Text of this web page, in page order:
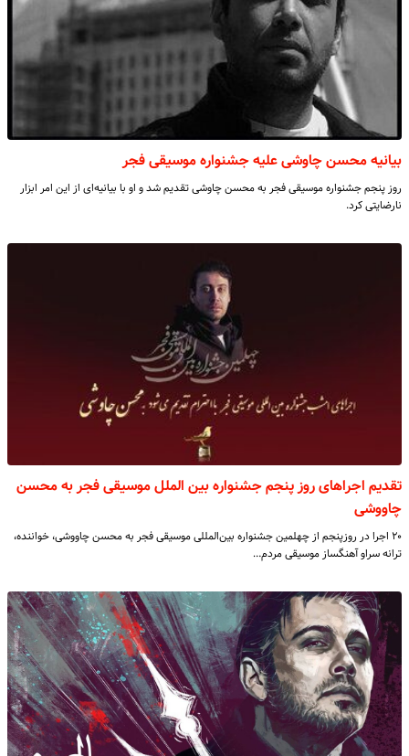
بیانیه محسن چاوشی علیه جشنواره موسیقی فجر
روز پنجم جشنواره موسیقی فجر به محسن چاوشی تقدیم شد و او با بیانیه‌ای از این امر ابزار
نارضایتی کرد.
تقدیم اجراهای روز پنجم جشنواره بین الملل موسیقی فجر به محسن
چاووشی
۲۰ اجرا در روزپنجم از چهلمین جشنواره بین‌المللی موسیقی فجر به محسن چاووشی، خواننده،
ترانه سراو آهنگساز موسیقی مردم…